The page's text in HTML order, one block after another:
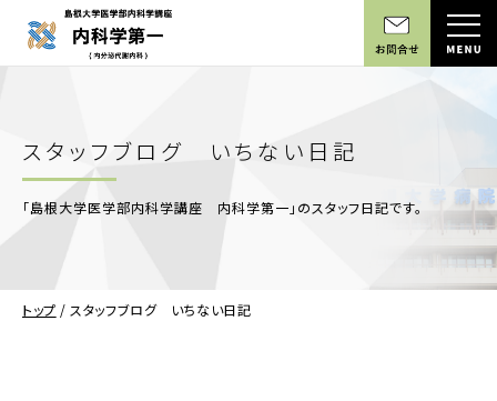
スタッフブログ いちない日記
「島根大学医学部内科学講座 内科学第一」のスタッフ日記です。
トップ / スタッフブログ いちない日記